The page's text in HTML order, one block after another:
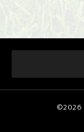
©2026